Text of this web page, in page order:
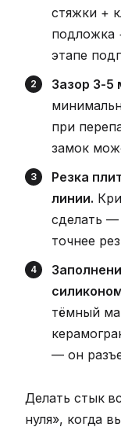
стяжки +
подложка
этапе
Зазор 3-5
при
замок
Резка
линии.
сделать —
точнее
тёмный
— он
Делать стык
нуля», когда